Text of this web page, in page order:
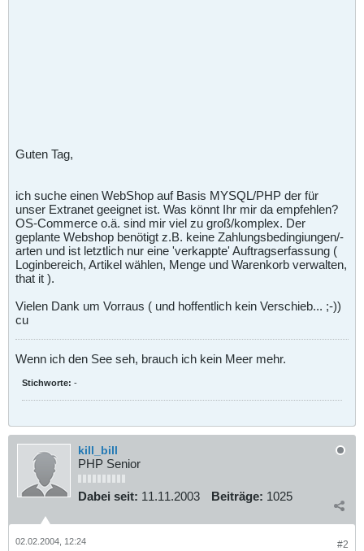
Guten Tag,
ich suche einen WebShop auf Basis MYSQL/PHP der für
unser Extranet geeignet ist. Was könnt Ihr mir da empfehlen?
OS-Commerce o.ä. sind mir viel zu groß/komplex. Der
geplante Webshop benötigt z.B. keine Zahlungsbedingiungen/-
arten und ist letztlich nur eine 'verkappte' Auftragserfassung (
Loginbereich, Artikel wählen, Menge und Warenkorb verwalten,
that it ).
Vielen Dank um Vorraus ( und hoffentlich kein Verschieb... ;-))
cu
Wenn ich den See seh, brauch ich kein Meer mehr.
Stichworte: -
kill_bill
PHP Senior
Dabei seit: 11.11.2003 Beiträge: 1025
#2
02.02.2004, 12:24